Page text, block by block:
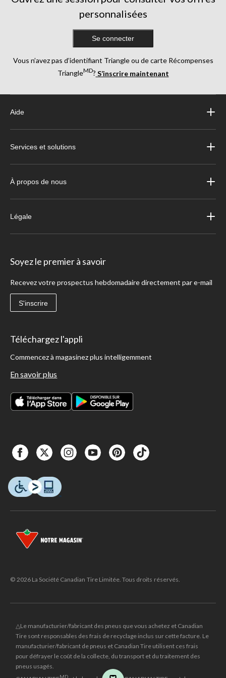
personnalisées
Se connecter
Vous n’avez pas d’identifiant Triangle ou de carte Récompenses
TriangleMD? S’inscrire maintenant
Aide
Services et solutions
À propos de nous
Légale
Soyez le premier à savoir
Recevez votre prospectus hebdomadaire directement par e-mail
S'inscrire
Téléchargez l'appli
Commencez à magasinez plus intelligemment
En savoir plus
© 2026 La Société Canadian Tire Limitée. Tous droits réservés.
△Le manufacturier/fabricant des pneus que vous achetez et Canadian
Tire sont responsables des frais de recyclage inclus sur cette facture. Le
manufacturier/fabricant de pneus et Canadian Tire utilisent ces frais
pour défrayer le coût de la collecte, du transport et du traitement des
pneus usagés.
MD